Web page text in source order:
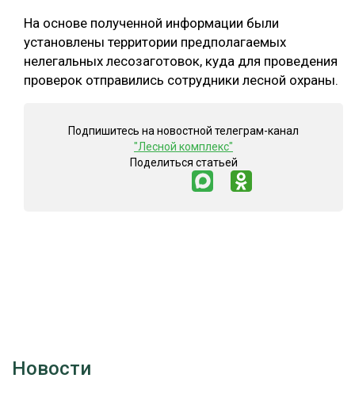
На основе полученной информации были
установлены территории предполагаемых
нелегальных лесозаготовок, куда для проведения
проверок отправились сотрудники лесной охраны.
Подпишитесь на новостной телеграм-канал
"Лесной комплекс"
Поделиться статьей
Новости